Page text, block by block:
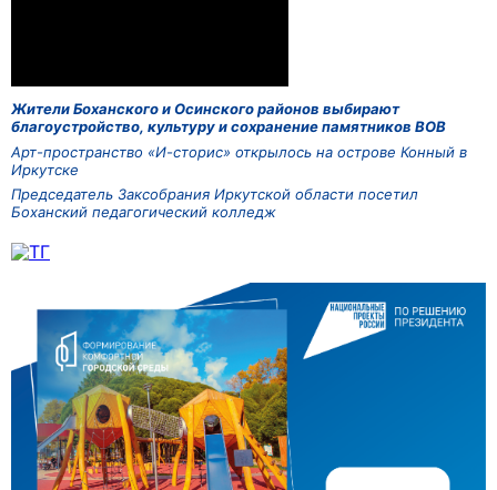
Жители Боханского и Осинского районов выбирают
благоустройство, культуру и сохранение памятников ВОВ
Арт-пространство «И-сторис» открылось на острове Конный в
Иркутске
Председатель Заксобрания Иркутской области посетил
Боханский педагогический колледж